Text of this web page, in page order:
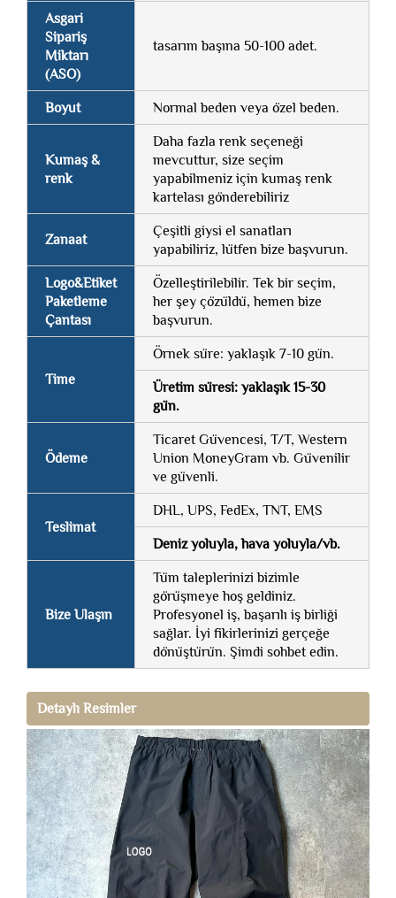
Asgari
Sipariş
Miktarı
(ASO)
tasarım başına 50-100 adet.
Boyut Normal beden veya özel beden.
Kumaş &
renk
Daha fazla renk seçeneği
mevcuttur, size seçim
yapabilmeniz için kumaş renk
kartelası gönderebiliriz
Zanaat
Çeşitli giysi el sanatları
yapabiliriz, lütfen bize başvurun.
Logo&Etiket
Paketleme
Çantası
Özelleştirilebilir. Tek bir seçim,
her şey çözüldü, hemen bize
başvurun.
Time
Örnek süre: yaklaşık 7-10 gün.
Üretim süresi: yaklaşık 15-30
gün.
Ödeme
Ticaret Güvencesi, T/T, Western
Union MoneyGram vb. Güvenilir
ve güvenli.
Teslimat
DHL, UPS, FedEx, TNT, EMS
Deniz yoluyla, hava yoluyla/vb.
Bize Ulaşın
Tüm taleplerinizi bizimle
görüşmeye hoş geldiniz.
Profesyonel iş, başarılı iş birliği
sağlar. İyi fikirlerinizi gerçeğe
dönüştürün. Şimdi sohbet edin.
Detaylı Resimler